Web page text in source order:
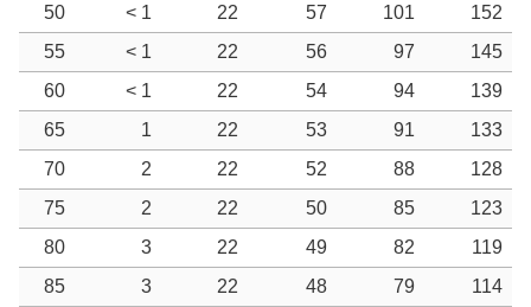
50
< 1 22 57 101
152
55
< 1 22 56 97
145
60
< 1 22 54 94
139
65
1 22 53 91
133
70
2 22 52 88
128
75
2 22 50 85
123
80
3 22 49 82
119
85
3 22 48 79
114